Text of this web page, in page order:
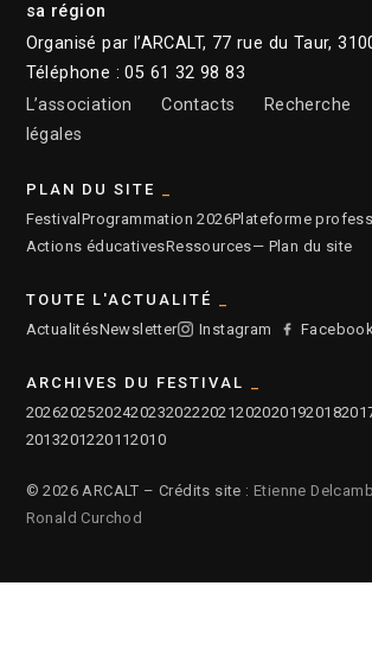
sa région
Organisé par l’ARCALT, 77 rue du Taur,
Téléphone : 05 61 32 98 83
L’association
Contacts Recherche
légales
PLAN DU SITE
Festival Programmation 2026Plateforme
Actions éducativesRessources— Plan du site
TOUTE L'ACTUALITÉ
ActualitésNewsletter Instagram
ARCHIVES DU FESTIVAL
202620252024202320222021202020192018
2013201220112010
© 2026 ARCALT – Crédits site : Etienne
Ronald Curchod